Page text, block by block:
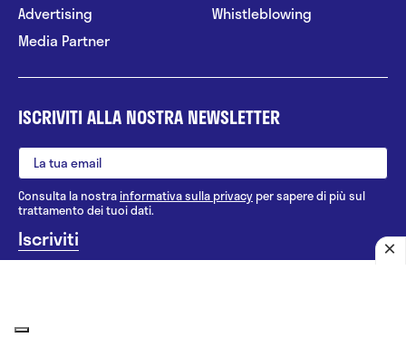
Advertising
Media Partner
Whistleblowing
ISCRIVITI ALLA NOSTRA NEWSLETTER
Consulta la nostrainformativa sulla privacy per sapere di più sul
trattamento dei tuoi dati.